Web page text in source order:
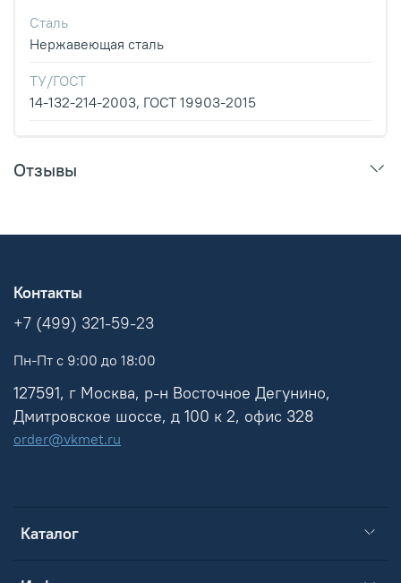
Сталь
Нержавеющая сталь
ТУ/ГОСТ
14-132-214-2003, ГОСТ 19903-2015
Отзывы
Каталог
Контакты
+7 (499) 321-59-23
Пн-Пт с 9:00 до 18:00
127591, г Москва, р-н Восточное Дегунино,
Дмитровское шоссе, д 100 к 2, офис 328
order@vkmet.ru